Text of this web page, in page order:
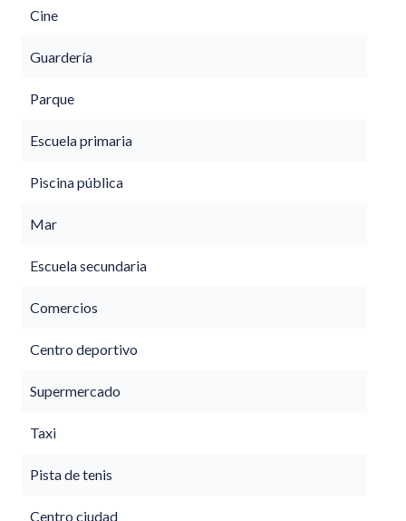
Cine
Guardería
Parque
Escuela primaria
Piscina pública
Mar
Escuela secundaria
Comercios
Centro deportivo
Supermercado
Taxi
Pista de tenis
Centro ciudad